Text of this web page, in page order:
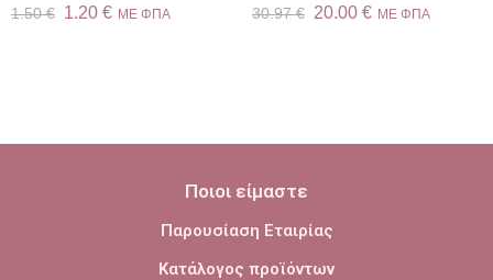
1.50€ 1.20 € ME ΦΠΑ 30.97€ 20.00 € ME ΦΠΑ
Ποιοι είμαστε
Παρουσίαση Εταιρίας
Κατάλογος προϊόντων